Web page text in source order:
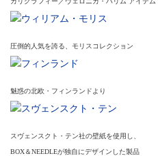
圧倒的人気を誇る、モリスコレクション
魅惑の北欧・フィンランドより
スヴェンスクト・テン社の壁紙を使用し、
BOX＆NEEDLEが独自にデザインした製品